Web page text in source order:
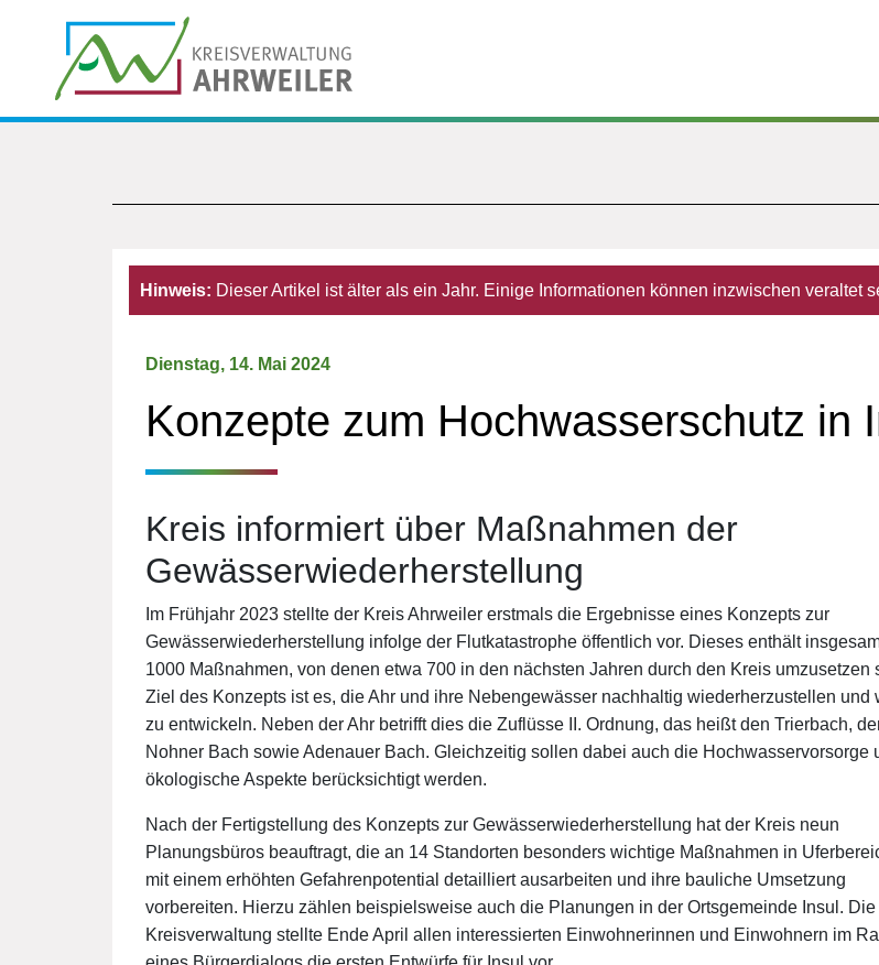
Hinweis: Dieser Artikel ist älter als ein Jahr. Einige Informationen können inzwischen veraltet
Dienstag, 14. Mai 2024
Konzepte zum Hochwasserschutz in
Kreis informiert über Maßnahmen der
Gewässerwiederherstellung
Im Frühjahr 2023 stellte der Kreis Ahrweiler erstmals die Ergebnisse eines Konzepts zur
Gewässerwiederherstellung infolge der Flutkatastrophe öffentlich vor. Dieses enthält
1000 Maßnahmen, von denen etwa 700 in den nächsten Jahren durch den Kreis umzusetzen
Ziel des Konzepts ist es, die Ahr und ihre Nebengewässer nachhaltig wiederherzustellen und
zu entwickeln. Neben der Ahr betrifft dies die Zuflüsse II. Ordnung, das heißt den Trierbach,
Nohner Bach sowie Adenauer Bach. Gleichzeitig sollen dabei auch die Hochwasservorsorge
ökologische Aspekte berücksichtigt werden.
Nach der Fertigstellung des Konzepts zur Gewässerwiederherstellung hat der Kreis neun
Planungsbüros beauftragt, die an 14 Standorten besonders wichtige Maßnahmen in
mit einem erhöhten Gefahrenpotential detailliert ausarbeiten und ihre bauliche Umsetzung
vorbereiten. Hierzu zählen beispielsweise auch die Planungen in der Ortsgemeinde Insul. Die
Kreisverwaltung stellte Ende April allen interessierten Einwohnerinnen und Einwohnern im